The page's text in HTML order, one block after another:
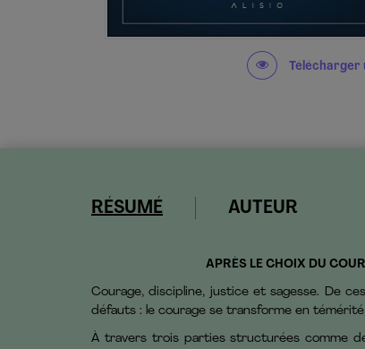
Télécharger
RÉSUMÉ AUTEUR
APRÈS LE CHOIX DU
Courage, discipline, justice et sagesse. De
défauts : le courage se transforme en
À travers trois parties structurées comme